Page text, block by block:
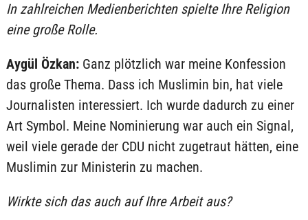
In zahlreichen Medienberichten spielte Ihre Religion
eine große Rolle.
Aygül Özkan: Ganz plötzlich war meine Konfession
das große Thema. Dass ich Muslimin bin, hat viele
Journalisten interessiert. Ich wurde dadurch zu einer
Art Symbol. Meine Nominierung war auch ein Signal,
weil viele gerade der CDU nicht zugetraut hätten, eine
Muslimin zur Ministerin zu machen.
Wirkte sich das auch auf Ihre Arbeit aus?